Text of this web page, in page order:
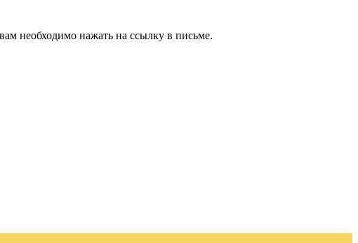
необходимо нажать на ссылку в письме.